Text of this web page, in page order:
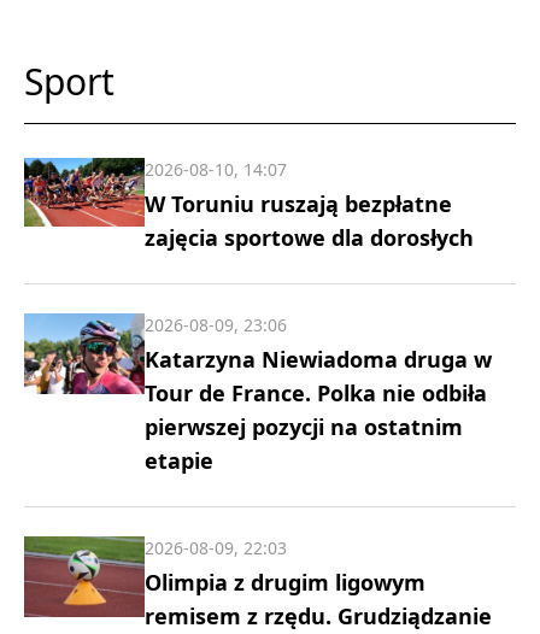
Sport
W Toruniu ruszają bezpłatne
zajęcia sportowe dla dorosłych
2026-08-10, 14:07
Katarzyna Niewiadoma druga w
Tour de France. Polka nie odbiła
pierwszej pozycji na ostatnim
etapie
2026-08-09, 23:06
Olimpia z drugim ligowym
remisem z rzędu. Grudziądzanie
2026-08-09, 22:03